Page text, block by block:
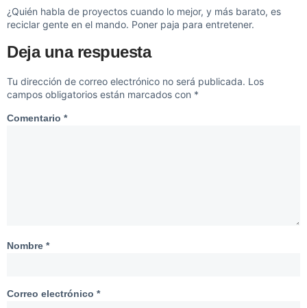
¿Quién habla de proyectos cuando lo mejor, y más barato, es
reciclar gente en el mando. Poner paja para entretener.
Deja una respuesta
Tu dirección de correo electrónico no será publicada. Los
campos obligatorios están marcados con *
Comentario *
Nombre *
Correo electrónico *